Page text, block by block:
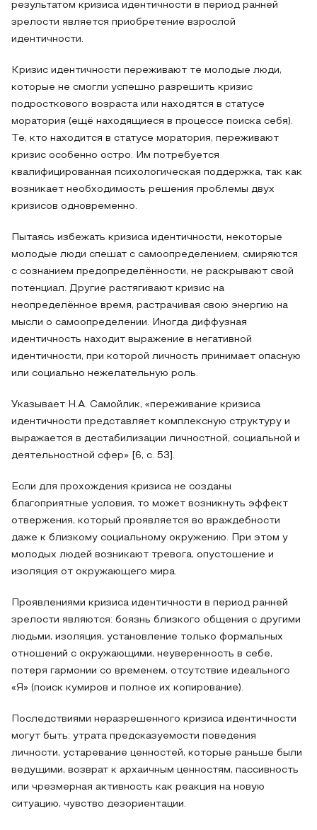
результатом кризиса идентичности в период ранней
зрелости является приобретение взрослой
идентичности.
Кризис идентичности переживают те молодые люди,
которые не смогли успешно разрешить кризис
подросткового возраста или находятся в статусе
моратория (ещё находящиеся в процессе поиска себя).
Те, кто находится в статусе моратория, переживают
кризис особенно остро. Им потребуется
квалифицированная психологическая поддержка, так как
возникает необходимость решения проблемы двух
кризисов одновременно.
Пытаясь избежать кризиса идентичности, некоторые
молодые люди спешат с самоопределением, смиряются
с сознанием предопределённости, не раскрывают свой
потенциал. Другие растягивают кризис на
неопределённое время, растрачивая свою энергию на
мысли о самоопределении. Иногда диффузная
идентичность находит выражение в негативной
идентичности, при которой личность принимает опасную
или социально нежелательную роль.
Указывает Н.А. Самойлик, «переживание кризиса
идентичности представляет комплексную структуру и
выражается в дестабилизации личностной, социальной и
деятельностной сфер» [6, с. 53].
Если для прохождения кризиса не созданы
благоприятные условия, то может возникнуть эффект
отвержения, который проявляется во враждебности
даже к близкому социальному окружению. При этом у
молодых людей возникают тревога, опустошение и
изоляция от окружающего мира.
Проявлениями кризиса идентичности в период ранней
зрелости являются: боязнь близкого общения с другими
людьми, изоляция, установление только формальных
отношений с окружающими, неуверенность в себе,
потеря гармонии со временем, отсутствие идеального
«Я» (поиск кумиров и полное их копирование).
Последствиями неразрешенного кризиса идентичности
могут быть: утрата предсказуемости поведения
личности, устаревание ценностей, которые раньше были
ведущими, возврат к архаичным ценностям, пассивность
или чрезмерная активность как реакция на новую
ситуацию, чувство дезориентации.